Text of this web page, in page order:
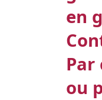
en
Par
ou